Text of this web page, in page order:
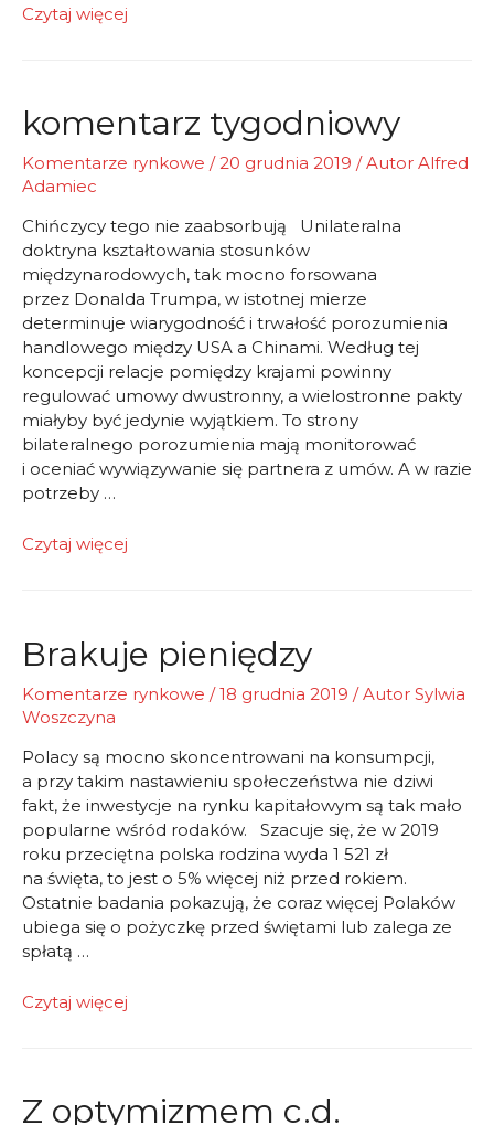
Świąteczne
Czytaj więcej
komentarz tygodniowy
Komentarze rynkowe /20 grudnia 2019 / Autor Alfred
Adamiec
Chińczycy tego nie zaabsorbują Unilateralna
doktryna kształtowania stosunków
międzynarodowych, tak mocno forsowana
przez Donalda Trumpa, w istotnej mierze
determinuje wiarygodność i trwałość porozumienia
handlowego między USA a Chinami. Według tej
koncepcji relacje pomiędzy krajami powinny
regulować umowy dwustronny, a wielostronne pakty
miałyby być jedynie wyjątkiem. To strony
bilateralnego porozumienia mają monitorować
i oceniać wywiązywanie się partnera z umów. A w razie
potrzeby …
komentarz
Czytaj więcej
Brakuje pieniędzy
Komentarze rynkowe /18 grudnia 2019 / Autor Sylwia
Woszczyna
Polacy są mocno skoncentrowani na konsumpcji,
a przy takim nastawieniu społeczeństwa nie dziwi
fakt, że inwestycje na rynku kapitałowym są tak mało
popularne wśród rodaków. Szacuje się, że w 2019
roku przeciętna polska rodzina wyda 1 521 zł
na święta, to jest o 5% więcej niż przed rokiem.
Ostatnie badania pokazują, że coraz więcej Polaków
ubiega się o pożyczkę przed świętami lub zalega ze
spłatą …
Brakuje
Czytaj więcej
Z optymizmem c.d.